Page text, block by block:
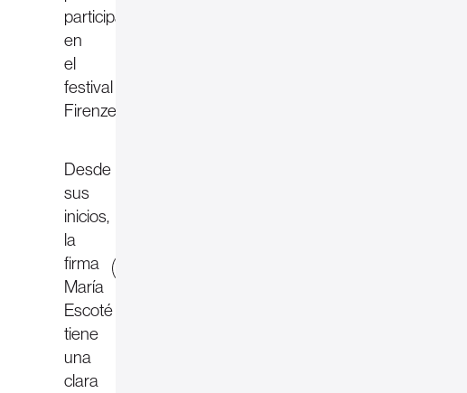
participar
en
el
festival
Firenze4Ever.
Desde
sus
inicios,
la
firma
María
Escoté
tiene
una
clara